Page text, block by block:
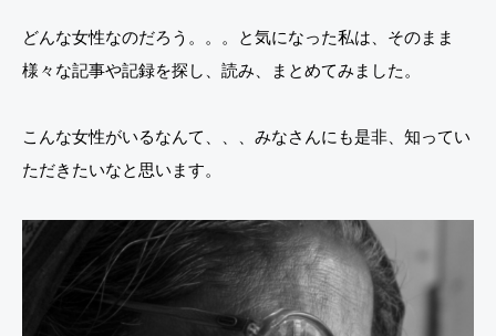
どんな女性なのだろう。。。と気になった私は、そのまま
様々な記事や記録を探し、読み、まとめてみました。
こんな女性がいるなんて、、、みなさんにも是非、知ってい
ただきたいなと思います。